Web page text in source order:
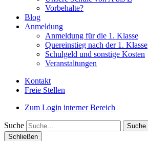
Vorbehalte?
Blog
Anmeldung
Anmeldung für die 1. Klasse
Quereinstieg nach der 1. Klasse
Schulgeld und sonstige Kosten
Veranstaltungen
Kontakt
Freie Stellen
Zum Login interner Bereich
Suche
Schließen